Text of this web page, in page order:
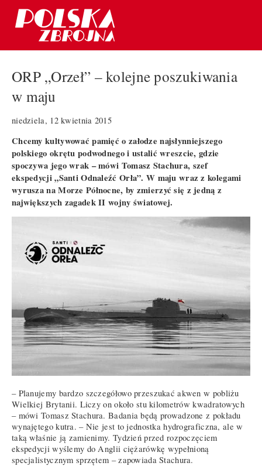
ORP „Orzeł” – kolejne poszukiwania
w maju
niedziela, 12 kwietnia 2015
Chcemy kultywować pamięć o załodze najsłynniejszego
polskiego okrętu podwodnego i ustalić wreszcie, gdzie
spoczywa jego wrak – mówi Tomasz Stachura, szef
ekspedycji „Santi Odnaleźć Orła”. W maju wraz z kolegami
wyrusza na Morze Północne, by zmierzyć się z jedną z
największych zagadek II wojny światowej.
– Planujemy bardzo szczegółowo przeszukać akwen w pobliżu
Wielkiej Brytanii. Liczy on około stu kilometrów kwadratowych
– mówi Tomasz Stachura. Badania będą prowadzone z pokładu
wynajętego kutra. – Nie jest to jednostka hydrograficzna, ale w
taką właśnie ją zamienimy. Tydzień przed rozpoczęciem
ekspedycji wyślemy do Anglii ciężarówkę wypełnioną
specjalistycznym sprzętem – zapowiada Stachura.